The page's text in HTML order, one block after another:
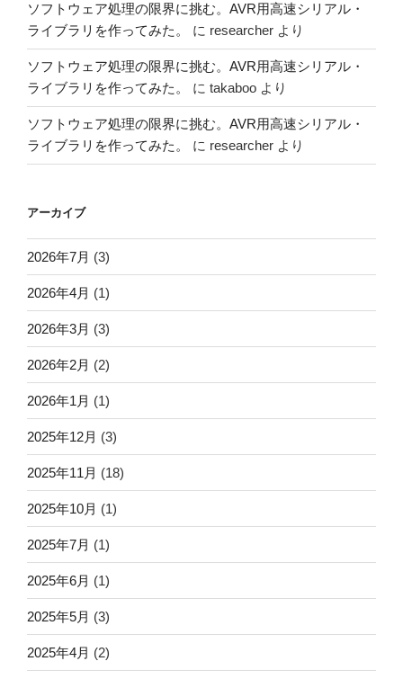
ソフトウェア処理の限界に挑む。AVR用高速シリアル・
ライブラリを作ってみた。
に researcher より
ソフトウェア処理の限界に挑む。AVR用高速シリアル・
ライブラリを作ってみた。
に takaboo より
ソフトウェア処理の限界に挑む。AVR用高速シリアル・
ライブラリを作ってみた。
に researcher より
アーカイブ
2026年7月 (3)
2026年4月 (1)
2026年3月 (3)
2026年2月 (2)
2026年1月 (1)
2025年12月 (3)
2025年11月 (18)
2025年10月 (1)
2025年7月 (1)
2025年6月 (1)
2025年5月 (3)
2025年4月 (2)